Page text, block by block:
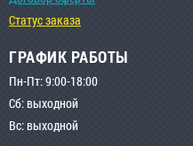
Статус заказа
ГРАФИК РАБОТЫ
Пн-Пт: 9:00-18:00
Сб: выходной
Вс: выходной